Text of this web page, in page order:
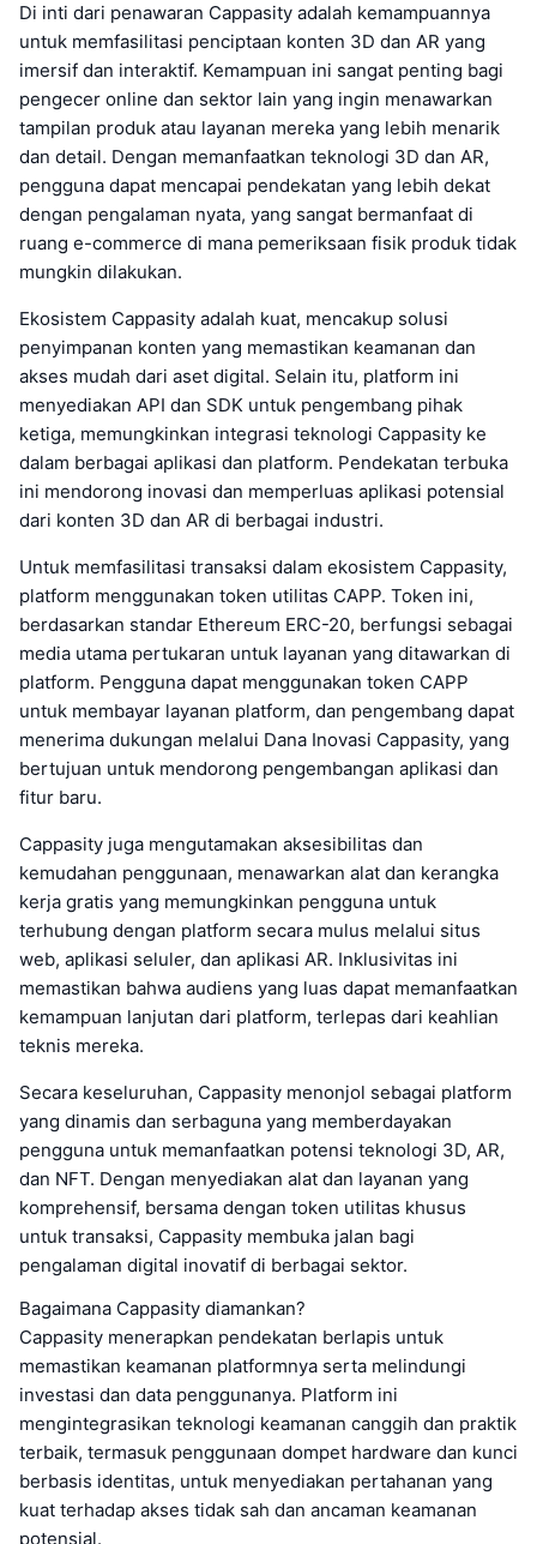
Di inti dari penawaran Cappasity adalah kemampuannya
untuk memfasilitasi penciptaan konten 3D dan AR yang
imersif dan interaktif. Kemampuan ini sangat penting bagi
pengecer online dan sektor lain yang ingin menawarkan
tampilan produk atau layanan mereka yang lebih menarik
dan detail. Dengan memanfaatkan teknologi 3D dan AR,
pengguna dapat mencapai pendekatan yang lebih dekat
dengan pengalaman nyata, yang sangat bermanfaat di
ruang e-commerce di mana pemeriksaan fisik produk tidak
mungkin dilakukan.
Ekosistem Cappasity adalah kuat, mencakup solusi
penyimpanan konten yang memastikan keamanan dan
akses mudah dari aset digital. Selain itu, platform ini
menyediakan API dan SDK untuk pengembang pihak
ketiga, memungkinkan integrasi teknologi Cappasity ke
dalam berbagai aplikasi dan platform. Pendekatan terbuka
ini mendorong inovasi dan memperluas aplikasi potensial
dari konten 3D dan AR di berbagai industri.
Untuk memfasilitasi transaksi dalam ekosistem Cappasity,
platform menggunakan token utilitas CAPP. Token ini,
berdasarkan standar Ethereum ERC-20, berfungsi sebagai
media utama pertukaran untuk layanan yang ditawarkan di
platform. Pengguna dapat menggunakan token CAPP
untuk membayar layanan platform, dan pengembang dapat
menerima dukungan melalui Dana Inovasi Cappasity, yang
bertujuan untuk mendorong pengembangan aplikasi dan
fitur baru.
Cappasity juga mengutamakan aksesibilitas dan
kemudahan penggunaan, menawarkan alat dan kerangka
kerja gratis yang memungkinkan pengguna untuk
terhubung dengan platform secara mulus melalui situs
web, aplikasi seluler, dan aplikasi AR. Inklusivitas ini
memastikan bahwa audiens yang luas dapat memanfaatkan
kemampuan lanjutan dari platform, terlepas dari keahlian
teknis mereka.
Secara keseluruhan, Cappasity menonjol sebagai platform
yang dinamis dan serbaguna yang memberdayakan
pengguna untuk memanfaatkan potensi teknologi 3D, AR,
dan NFT. Dengan menyediakan alat dan layanan yang
komprehensif, bersama dengan token utilitas khusus
untuk transaksi, Cappasity membuka jalan bagi
pengalaman digital inovatif di berbagai sektor.
Bagaimana Cappasity diamankan?
Cappasity menerapkan pendekatan berlapis untuk
memastikan keamanan platformnya serta melindungi
investasi dan data penggunanya. Platform ini
mengintegrasikan teknologi keamanan canggih dan praktik
terbaik, termasuk penggunaan dompet hardware dan kunci
berbasis identitas, untuk menyediakan pertahanan yang
kuat terhadap akses tidak sah dan ancaman keamanan
potensial.